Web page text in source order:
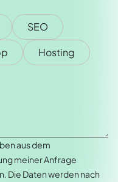
SEO
Hosting
aus dem
meiner Anfrage
Die Daten werden nach